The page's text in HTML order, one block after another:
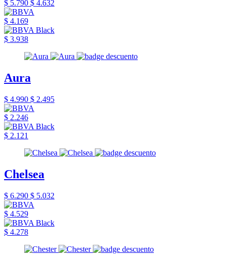
$ 5.790 $ 4.632
$ 4.169
$ 3.938
Aura
$ 4.990 $ 2.495
$ 2.246
$ 2.121
Chelsea
$ 6.290 $ 5.032
$ 4.529
$ 4.278